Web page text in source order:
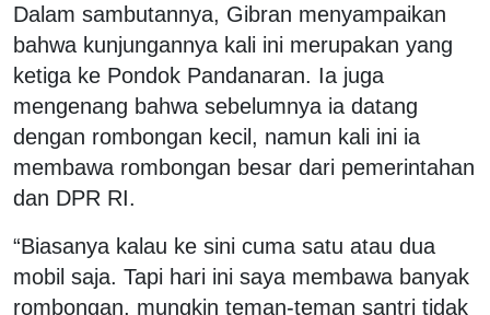
Dalam sambutannya, Gibran menyampaikan
bahwa kunjungannya kali ini merupakan yang
ketiga ke Pondok Pandanaran. Ia juga
mengenang bahwa sebelumnya ia datang
dengan rombongan kecil, namun kali ini ia
membawa rombongan besar dari pemerintahan
dan DPR RI.
“Biasanya kalau ke sini cuma satu atau dua
mobil saja. Tapi hari ini saya membawa banyak
rombongan, mungkin teman-teman santri tidak